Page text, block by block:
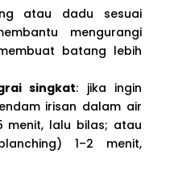
atau dadu sesuai
mengurangi
batang lebih
singkat: jika ingin
irisan dalam air
menit, lalu bilas; atau
1–2 menit,